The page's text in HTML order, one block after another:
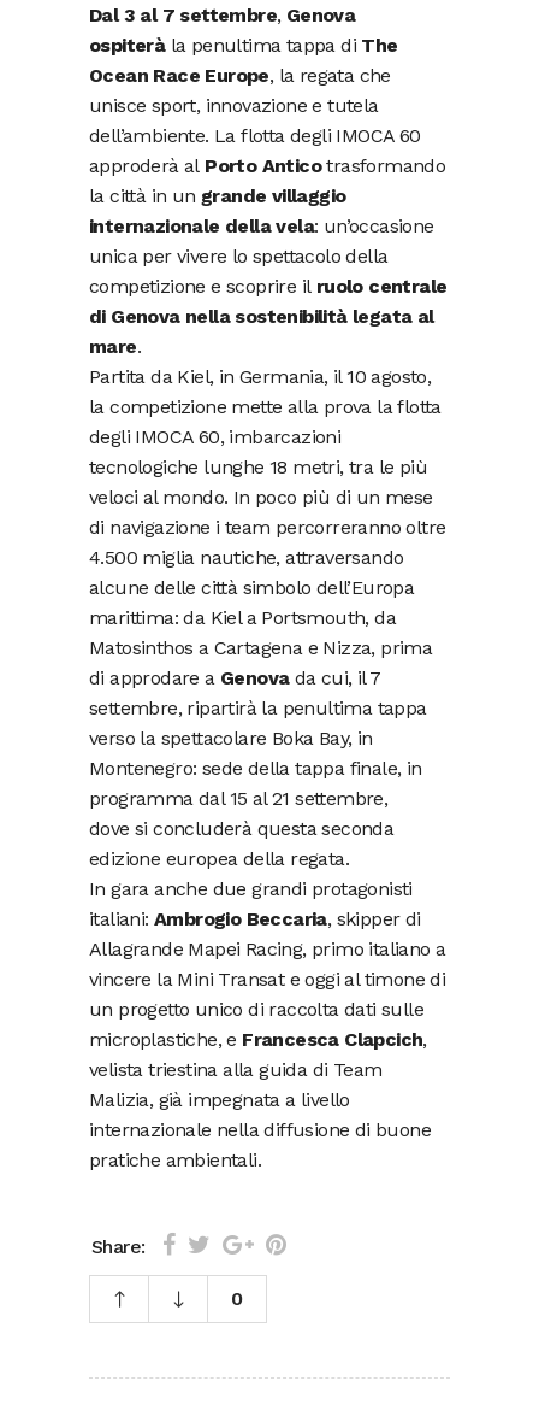
Dal 3 al 7 settembre, Genova
ospiteràla penultima tappa di The
Ocean Race Europe, la regata che
unisce sport, innovazione e tutela
dell’ambiente. La flotta degli IMOCA 60
approderà al Porto Anticotrasformando
la città in un grande villaggio
internazionale della vela: un’occasione
unica per vivere lo spettacolo della
competizione e scoprire il ruolo centrale
di Genova nella sostenibilità legata al
mare.
Partita da Kiel, in Germania, il 10 agosto,
la competizione mette alla prova la flotta
degli IMOCA 60, imbarcazioni
tecnologiche lunghe 18 metri, tra le più
veloci al mondo. In poco più di un mese
di navigazione i team percorreranno oltre
4.500 miglia nautiche, attraversando
alcune delle città simbolo dell’Europa
marittima: da Kiel a Portsmouth, da
Matosinthos a Cartagena e Nizza, prima
di approdare a Genova da cui, il 7
settembre, ripartirà la penultima tappa
verso la spettacolare Boka Bay, in
Montenegro: sede della tappa finale, in
programma dal 15 al 21 settembre,
dove si concluderà questa seconda
edizione europea della regata.
In gara anche due grandi protagonisti
italiani:Ambrogio Beccaria, skipper di
Allagrande Mapei Racing, primo italiano a
vincere la Mini Transat e oggi al timone di
un progetto unico di raccolta dati sulle
microplastiche, e Francesca Clapcich,
velista triestina alla guida di Team
Malizia, già impegnata a livello
internazionale nella diffusione di buone
pratiche ambientali.
Share:
0